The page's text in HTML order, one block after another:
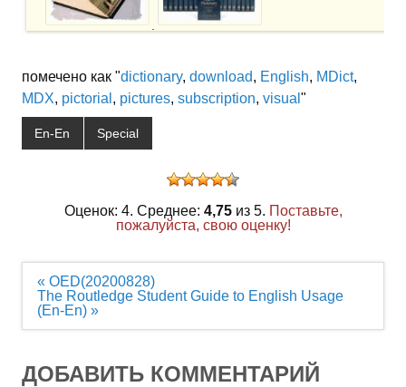
помечено как "dictionary, download, English, MDict,
MDX, pictorial , pictures, subscription, visual "
En-En Special
Оценок: 4. Среднее: 4,75из 5. Поставьте,
пожалуйста, свою оценку!
Навигация
по
записям
« OED(20200828)
The Routledge Student Guide to English Usage
(En-En) »
ДОБАВИТЬ КОММЕНТАРИЙ